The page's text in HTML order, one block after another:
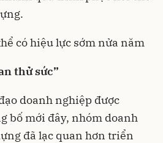
có hiệu lực sớm nửa năm
thử sức”
doanh nghiệp được
bố mới đây, nhóm doanh
đã lạc quan hơn triển